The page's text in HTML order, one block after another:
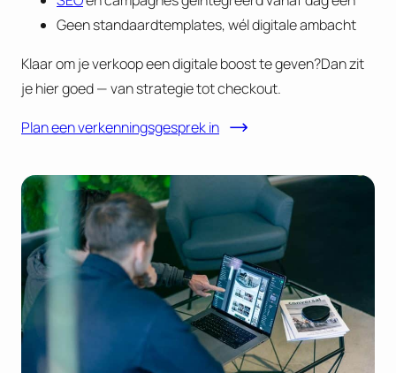
Geen standaardtemplates, wél digitale ambacht
Klaar om je verkoop een digitale boost te geven?Dan zit
je hier goed — van strategie tot checkout.
Plan een verkenningsgesprek in